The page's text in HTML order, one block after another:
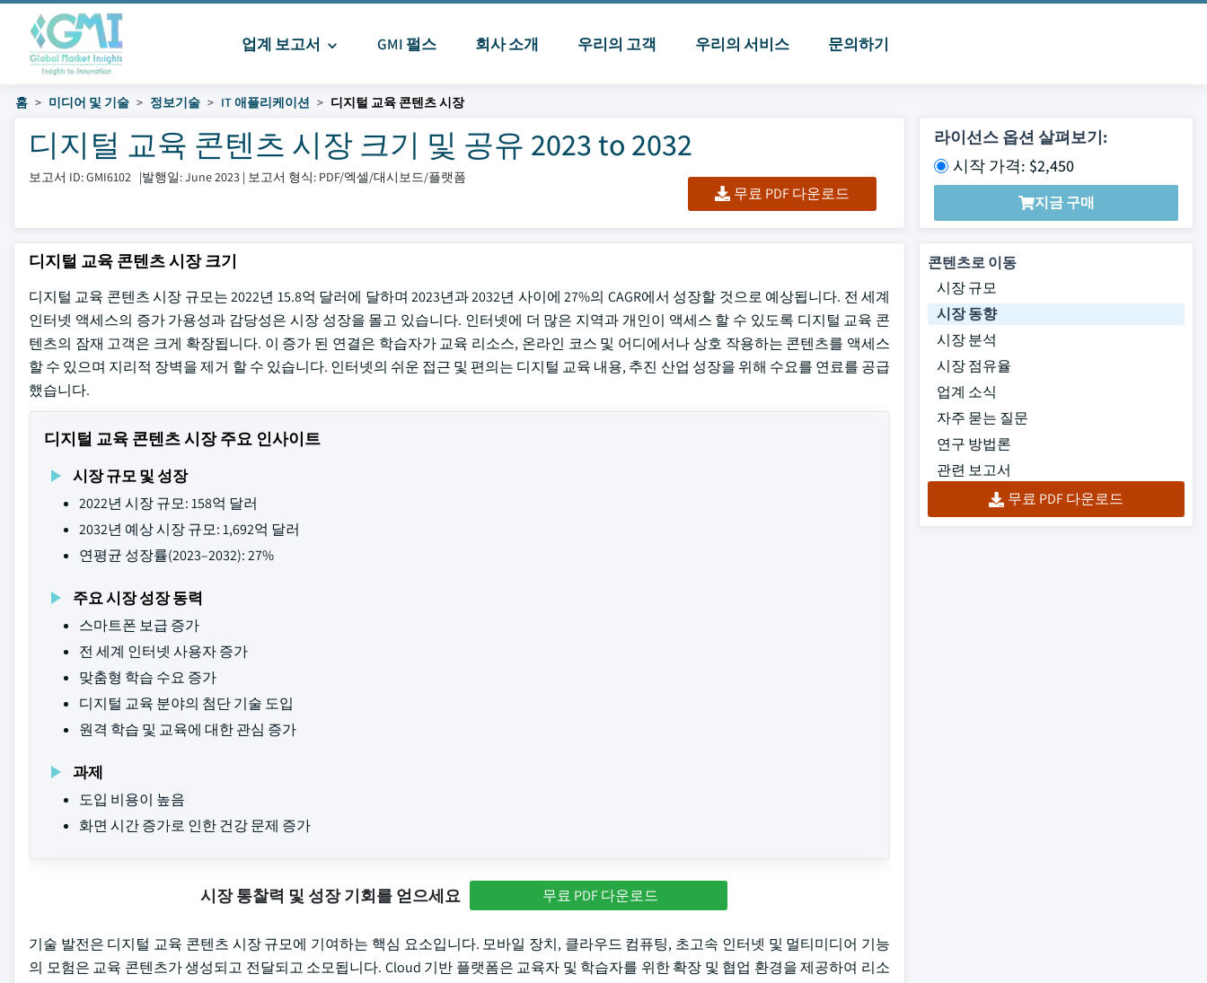
업계 보고서 GMI 펄스 회사 소개 우리의 고객 우리의 서비스 문의하기
홈 미디어 및 기술 정보기술 IT 애플리케이션 디지털 교육 콘텐츠 시장
디지털 교육 콘텐츠 시장 크기 및 공유 2023 to 2032
보고서 ID: GMI6102 |발행일: June 2023 | 보고서 형식: PDF/엑셀/대시보드/플랫폼
무료 PDF 다운로드
라이선스 옵션 살펴보기:
시작 가격: $2,450
지금 구매
디지털 교육 콘텐츠 시장 크기
디지털 교육 콘텐츠 시장 규모는 2022년 15.8억 달러에 달하며 2023년과 2032년 사이에 27%의 CAGR에서 성장할 것으로 예상됩니다. 전 세계
인터넷 액세스의 증가 가용성과 감당성은 시장 성장을 몰고 있습니다. 인터넷에 더 많은 지역과 개인이 액세스 할 수 있도록 디지털 교육 콘
텐츠의 잠재 고객은 크게 확장됩니다. 이 증가 된 연결은 학습자가 교육 리소스, 온라인 코스 및 어디에서나 상호 작용하는 콘텐츠를 액세스
할 수 있으며 지리적 장벽을 제거 할 수 있습니다. 인터넷의 쉬운 접근 및 편의는 디지털 교육 내용, 추진 산업 성장을 위해 수요를 연료를 공급
했습니다.
디지털 교육 콘텐츠 시장 주요 인사이트
시장 규모 및 성장
2022년 시장 규모: 158억 달러
2032년 예상 시장 규모: 1,692억 달러
연평균 성장률(2023–2032): 27%
주요 시장 성장 동력
스마트폰 보급 증가
전 세계 인터넷 사용자 증가
맞춤형 학습 수요 증가
디지털 교육 분야의 첨단 기술 도입
원격 학습 및 교육에 대한 관심 증가
과제
도입 비용이 높음
화면 시간 증가로 인한 건강 문제 증가
시장 통찰력 및 성장 기회를 얻으세요 무료 PDF 다운로드
기술 발전은 디지털 교육 콘텐츠 시장 규모에 기여하는 핵심 요소입니다. 모바일 장치, 클라우드 컴퓨팅, 초고속 인터넷 및 멀티미디어 기능
의 모험은 교육 콘텐츠가 생성되고 전달되고 소모됩니다. Cloud 기반 플랫폼은 교육자 및 학습자를 위한 확장 및 협업 환경을 제공하여 리소
콘텐츠로 이동
시장 규모
시장 동향
시장 분석
시장 점유율
업계 소식
자주 묻는 질문
연구 방법론
관련 보고서
무료 PDF 다운로드